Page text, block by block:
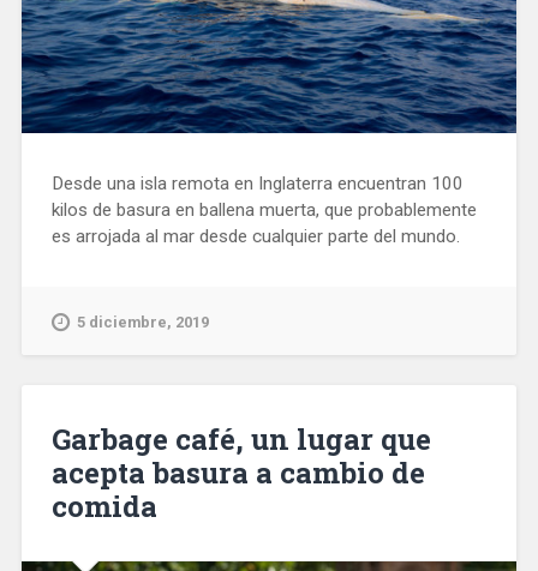
Desde una isla remota en Inglaterra encuentran 100
kilos de basura en ballena muerta, que probablemente
es arrojada al mar desde cualquier parte del mundo.
5 diciembre, 2019
Garbage café, un lugar que
acepta basura a cambio de
comida